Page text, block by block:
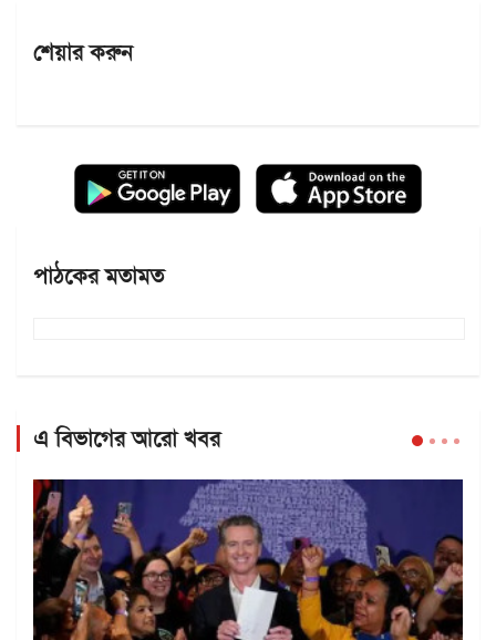
শেয়ার করুন
পাঠকের মতামত
এ বিভাগের আরো খবর